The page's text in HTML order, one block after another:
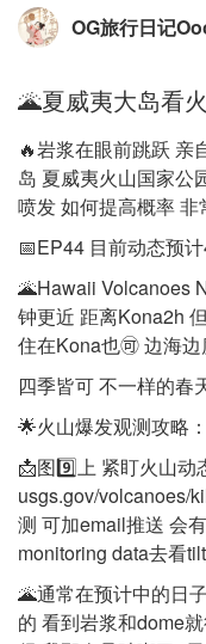
OG旅行日记
🌋夏威夷大岛看
🔥岩浆在眼前跳跃 亲
岛 夏威夷火山国家公
喷发 如何提高概率
📅EP44 目前动态预
🌋Hawaii Volcanoes
钟更近 距离Kona2h
住在Kona也🉑 边海
四季皆可 不一样的春
🌟火山爆发观测攻略：
📩图9️⃣上 紧盯火山动
usgs.gov/volcanoes/
测 可加email推送 会
monitoring data去看
🌋通常在预计中的日
的 看到岩浆和dome